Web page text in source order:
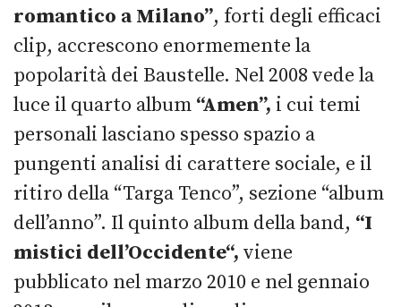
romantico a Milano”, forti degli efficaci
clip, accrescono enormemente la
popolarità dei Baustelle. Nel 2008 vede la
luce il quarto album “Amen”, i cui temi
personali lasciano spesso spazio a
pungenti analisi di carattere sociale, e il
ritiro della “Targa Tenco”, sezione “album
dell’anno”. Il quinto album della band, “I
mistici dell’Occidente“, viene
pubblicato nel marzo 2010 e nel gennaio